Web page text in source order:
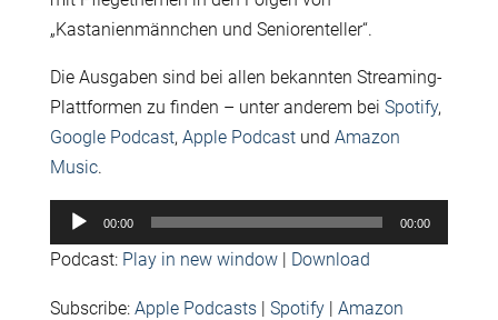
„Kastanienmännchen und Seniorenteller“.
Die Ausgaben sind bei allen bekannten Streaming-
Plattformen zu finden – unter anderem bei Spotify,
Google Podcast, Apple Podcastund Amazon
Music.
Audio-
Player
00:00 00:00
Podcast: Play in new window| Download
Subscribe: Apple Podcasts| Spotify| Amazon